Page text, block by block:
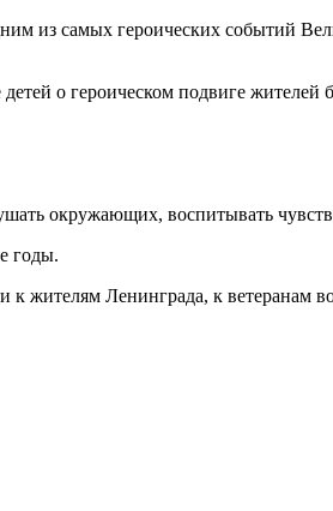
из самых героических событий
о героическом подвиге жителей
окружающих, воспитывать
годы.
к жителям Ленинграда, к ветеранам